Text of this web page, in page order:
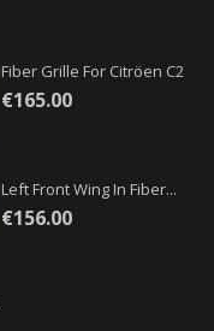
Fiber Grille For Citröen C2
€165.00
Left Front Wing In Fiber...
€156.00